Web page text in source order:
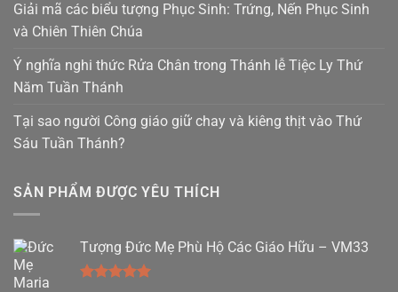
Giải mã các biểu tượng Phục Sinh: Trứng, Nến Phục Sinh
và Chiên Thiên Chúa
Ý nghĩa nghi thức Rửa Chân trong Thánh lễ Tiệc Ly Thứ
Năm Tuần Thánh
Tại sao người Công giáo giữ chay và kiêng thịt vào Thứ
Sáu Tuần Thánh?
SẢN PHẨM ĐƯỢC YÊU THÍCH
Tượng Đức Mẹ Phù Hộ Các Giáo Hữu – VM33